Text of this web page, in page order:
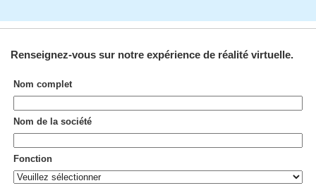
Renseignez-vous sur notre expérience de réalité virtuelle.
Nom complet
Nom de la société
Fonction